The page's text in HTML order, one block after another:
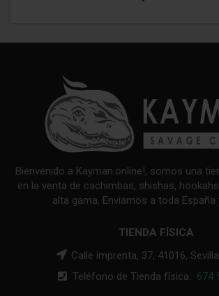
Bienvenido a Kayman.online!, somos una
en la venta de cachimbas, shishas,
alta gama. Enviamos a toda España
TIENDA FÍSICA
Calle imprenta, 37, 41016,
Teléfono de Tienda física: 674